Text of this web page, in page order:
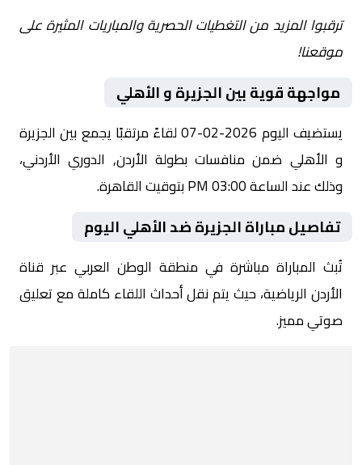
ترقبوا المزيد من التغطيات الحصرية والمباريات المثيرة على
موقعنا!
مواجهة قوية بين الجزيرة و الأهلي
يستضيف اليوم 2026-02-07 لقاءً مرتقبًا يجمع بين الجزيرة
و الأهلي ضمن منافسات بطولة الأردن, الدوري الأردني،
وذلك عند الساعة 03:00 PM بتوقيت القاهرة.
تفاصيل مباراة الجزيرة ضد الأهلي اليوم
تُبث المباراة مباشرة في منطقة الوطن العربي عبر قناة
الأردن الرياضية، حيث يتم نقل أحداث اللقاء كاملة مع تعليق
صوتي مميز.